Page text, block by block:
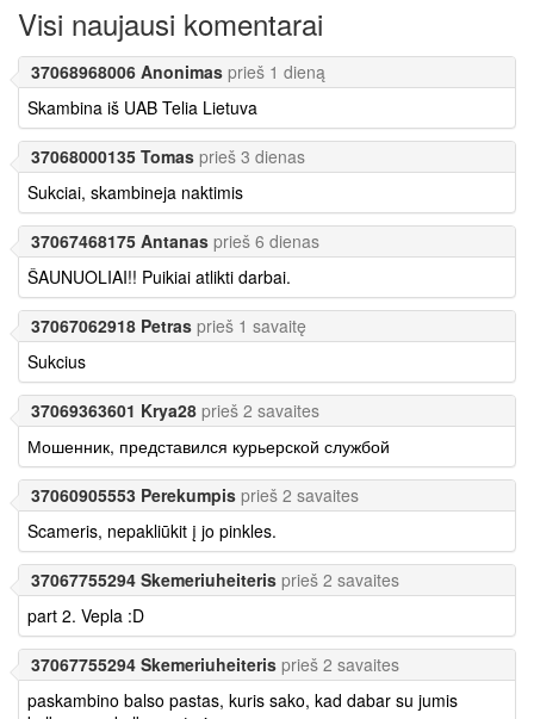
Visi naujausi komentarai
37068968006 Anonimas prieš 1 dieną
Skambina iš UAB Telia Lietuva
37068000135 Tomas prieš 3 dienas
Sukciai, skambineja naktimis
37067468175 Antanas prieš 6 dienas
ŠAUNUOLIAI!! Puikiai atlikti darbai.
37067062918 Petras prieš 1 savaitę
Sukcius
37069363601 Krya28 prieš 2 savaites
Мошенник, представился курьерской службой
37060905553 Perekumpis prieš 2 savaites
Scameris, nepakliūkit į jo pinkles.
37067755294 Skemeriuheiteris prieš 2 savaites
part 2. Vepla :D
37067755294 Skemeriuheiteris prieš 2 savaites
paskambino balso pastas, kuris sako, kad dabar su jumis